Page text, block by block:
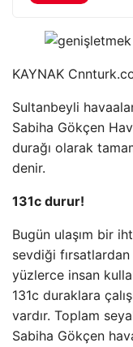
KAYNAK
Sultanbeyli
Sabiha Gökçen
durağı olarak
denir.
131c durur!
Bugün ulaşım bir
sevdiği
yüzlerce insan
131c duraklara
vardır. Toplam
Sabiha Gökçen